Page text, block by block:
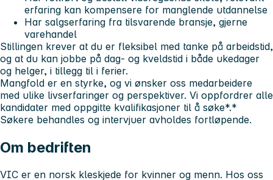
erfaring kan kompensere for manglende utdannelse
Har salgserfaring fra tilsvarende bransje, gjerne
varehandel
Stillingen krever at du er fleksibel med tanke på arbeidstid,
og at du kan jobbe på dag- og kveldstid i både ukedager
og helger, i tillegg til i ferier.
Mangfold er en styrke, og vi ønsker oss medarbeidere
med ulike livserfaringer og perspektiver. Vi oppfordrer alle
kandidater med oppgitte kvalifikasjoner til å søke*.*
Søkere behandles og intervjuer avholdes fortløpende.
Om bedriften
VIC er en norsk kleskjede for kvinner og menn. Hos oss